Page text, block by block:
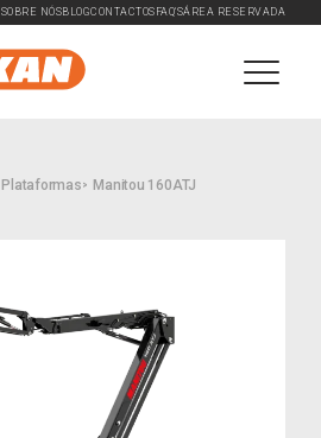
SOBRE NÓSBLOGCONTACTOS FAQ'SÁREA RESERVADA
Plataformas Manitou 160ATJ